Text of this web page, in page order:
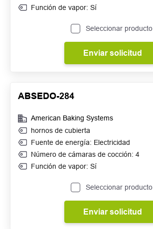
Función de vapor: Sí
Seleccionar producto
Enviar solicitud
ABSEDO-284
American Baking Systems
hornos de cubierta
Fuente de energía: Electricidad
Número de cámaras de cocción: 4
Función de vapor: Sí
Seleccionar producto
Enviar solicitud